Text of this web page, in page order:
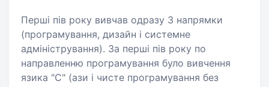
Перші пів року вивчав одразу 3 напрямки
(програмування, дизайн і системне
адміністрування). За перші пів року по
направленню програмування було вивчення
язика "С" (ази і чисте програмування без